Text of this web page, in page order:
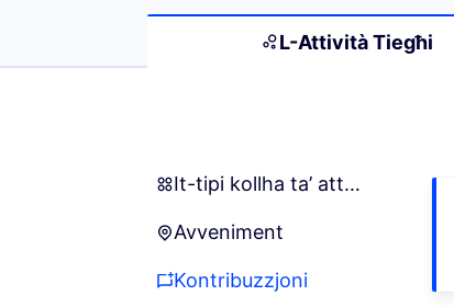
L-Attività Tiegħi
It-tipi kollha ta’ attivitajiet
It-tipi kollha ta’ attivitajiet
Avveniment
Avveniment
Kontribuzzjoni
Kontribuzzjoni